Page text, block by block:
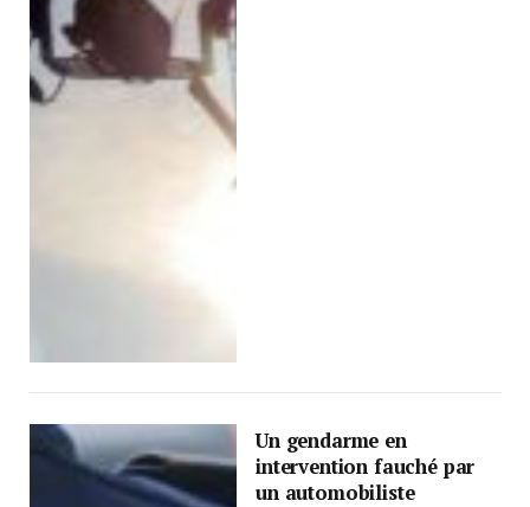
Un gendarme en
intervention fauché par
un automobiliste